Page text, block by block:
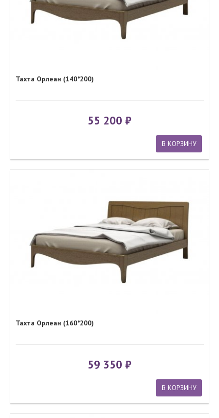
Тахта Орлеан (140*200)
55 200
В КОРЗИНУ
Тахта Орлеан (160*200)
59 350
В КОРЗИНУ